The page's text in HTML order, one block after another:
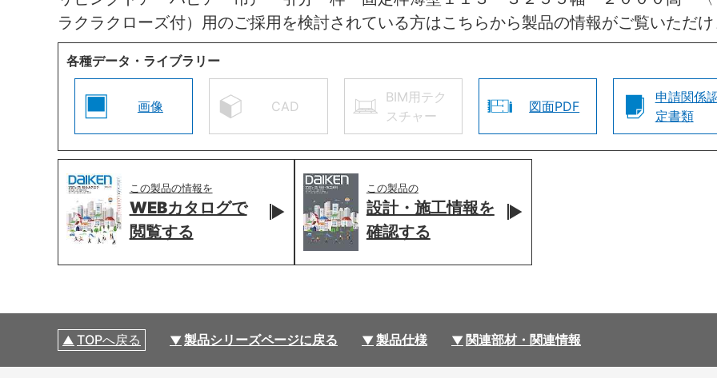
ラクラクローズ付）用のご採用を検討されている方はこちらから製品の情報がご覧いただ
各種データ・ライブラリー
画像 CAD
BIM用テク
スチャー
図面PDF
申請関係
定書類
この製品の情報を
WEBカタログで
閲覧する
この製品の
設計・施工情報を
確認する
TOPへ戻る 製品シリーズページに戻る 製品仕様 関連部材・関連情報